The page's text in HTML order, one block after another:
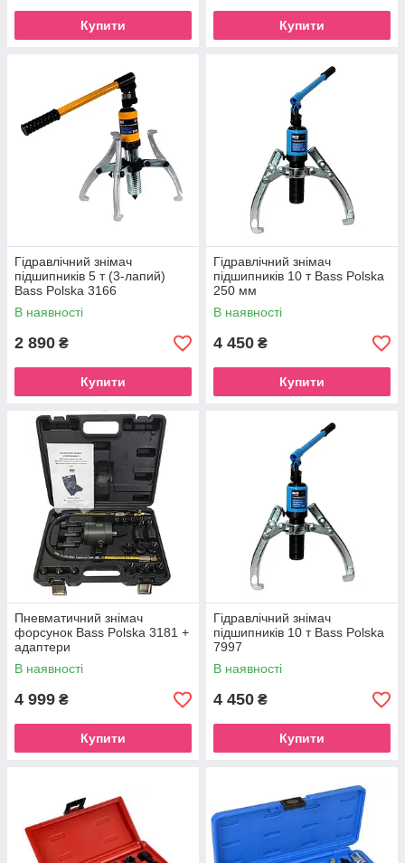
Купити Купити
Гідравлічний знімач
підшипників 5 т (3-лапий)
Bass Polska 3166
В наявності
2 890 ₴
Купити
Гідравлічний знімач
підшипників 10 т Bass Polska
250 мм
В наявності
4 450 ₴
Купити
Пневматичний знімач
форсунок Bass Polska 3181 +
адаптери
В наявності
4 999 ₴
Купити
Гідравлічний знімач
підшипників 10 т Bass Polska
7997
В наявності
4 450 ₴
Купити